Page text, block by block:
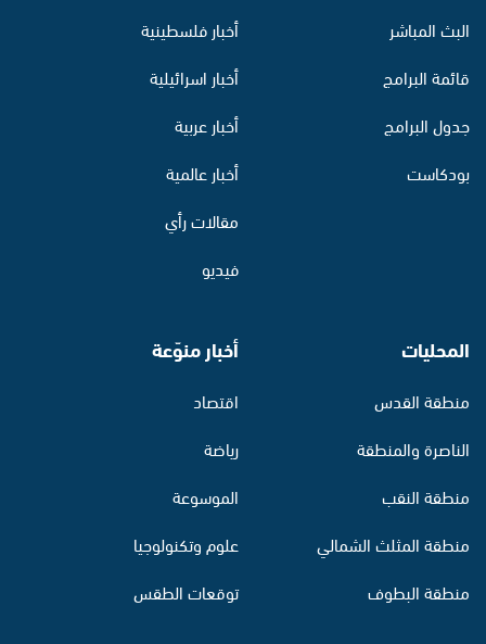
البث المباشر
قائمة البرامج
جدول البرامج
بودكاست
أخبار فلسطينية
أخبار اسرائيلية
أخبار عربية
أخبار عالمية
مقالات رأي
فيديو
المحليات
منطقة القدس
الناصرة والمنطقة
منطقة النقب
منطقة المثلث الشمالي
منطقة البطوف
أخبار منوّعة
اقتصاد
رياضة
الموسوعة
علوم وتكنولوجيا
توقعات الطقس